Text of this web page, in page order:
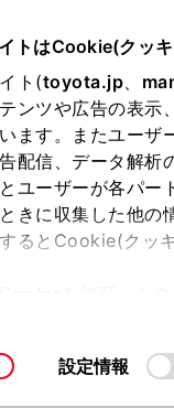
トはCookie(クッキ
ト(toyota.jp、
ンツや広告の表示
ます。またユーザ
配信、データ解析
ユーザーが各パー
きに収集した他の
るとCookie(クッ
ださい。設定情報
クス
現在地を取得
該当する地域
海道 旭川
青
3つの買い方